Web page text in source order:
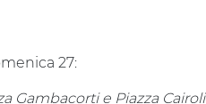
27:
Gambacorti e Piazza Cairoli